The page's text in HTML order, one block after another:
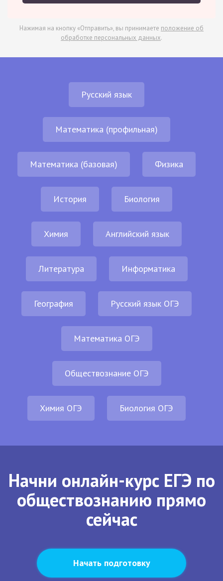
Нажимая на кнопку «Отправить», вы принимаете положение об
обработке персональных данных.
Русский язык
Математика (профильная)
Математика (базовая) Физика
История Биология
Химия Английский язык
Литература Информатика
География Русский язык ОГЭ
Математика ОГЭ
Обществознание ОГЭ
Химия ОГЭ Биология ОГЭ
Начни онлайн-курс ЕГЭ по
обществознанию прямо
сейчас
Начать подготовку